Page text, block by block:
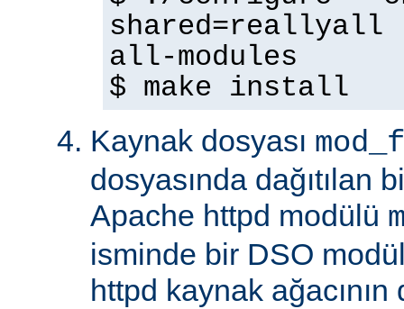
shared=reallyall
all-modules
$ make install
Kaynak dosyası
dosyasında dağıtılan
Apache httpd modülü
isminde bir DSO
httpd kaynak ağacının